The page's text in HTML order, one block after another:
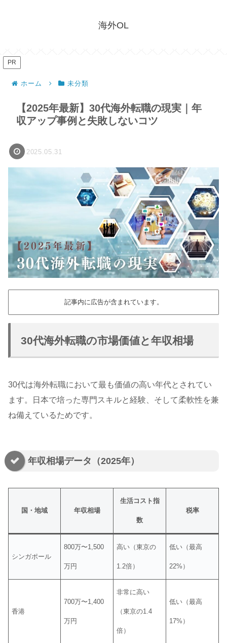
海外OL
PR
ホーム 未分類
【2025年最新】30代海外転職の現実｜年
収アップ事例と失敗しないコツ
2025.05.31
記事内に広告が含まれています。
30代海外転職の市場価値と年収相場
30代は海外転職において最も価値の高い年代とされてい
ます。日本で培った専門スキルと経験、そして柔軟性を兼
ね備えているためです。
年収相場データ（2025年）
国・地域 年収相場
生活コスト指
数
税率
シンガポール
800万〜1,500
万円
高い（東京の
1.2倍）
低い（最高
22%）
香港
700万〜1,400
万円
非常に高い
（東京の1.4
倍）
低い（最高
17%）